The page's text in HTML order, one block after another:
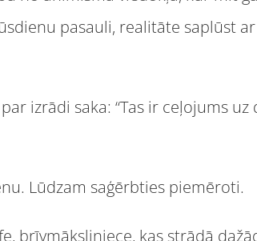
pasauli, realitāte saplūst
izrādi saka: “Tas ir ceļojums uz
Lūdzam saģērbties piemēroti.
brīvmāksliniece, kas strādā